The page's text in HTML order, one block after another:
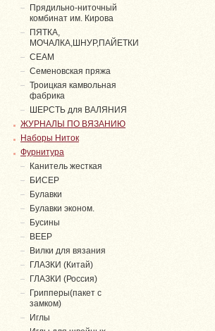
Прядильно-ниточный
комбинат им. Кирова
ПЯТКА,
МОЧАЛКА,ШНУР,ПАЙЕТКИ
СЕАМ
Семеновская пряжа
Троицкая камвольная
фабрика
ШЕРСТЬ для ВАЛЯНИЯ
ЖУРНАЛЫ ПО ВЯЗАНИЮ
Наборы Ниток
Фурнитура
Канитель жесткая
БИСЕР
Булавки
Булавки эконом.
Бусины
ВЕЕР
Вилки для вязания
ГЛАЗКИ (Китай)
ГЛАЗКИ (Россия)
Грипперы(пакет с
замком)
Иглы